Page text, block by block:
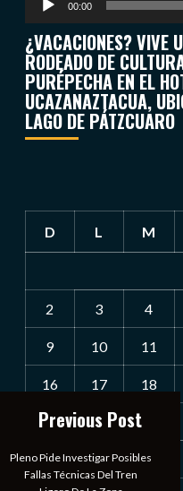
00:00
¿VACACIONES? VIVE
RODEADO DE
PURÉPECHA EN EL
UCAZANAZTACUA,
LAGO DE PÁTZCUARO
D L M
2 3 4
9 10 11
16 17 18
23 24 25
30 31
Previous Post
Pleno Pide Investigar Posibles
Fallas Técnicas Del Tren